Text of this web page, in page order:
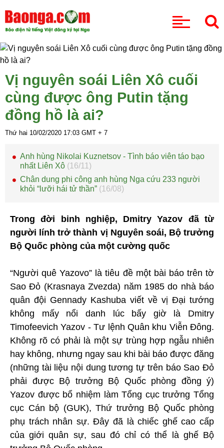
Vị nguyên soái Liên Xô cuối
cùng được ông Putin tặng
đồng hồ là ai?
Thứ hai 10/02/2020 17:03 GMT + 7
Anh hùng Nikolai Kuznetsov - Tình báo viên táo bạo
nhất Liên Xô (16/11)
Chân dung phi công anh hùng Nga cứu 233 người
khỏi “lưỡi hái tử thần” (16/08)
Trong đời binh nghiệp, Dmitry Yazov đã từ
người lính trở thành vị Nguyên soái, Bộ trưởng
Bộ Quốc phòng của một cường quốc
“Người quê Yazovo” là tiêu đề một bài báo trên tờ
Sao Đỏ (Krasnaya Zvezda) năm 1985 do nhà báo
quân đội Gennady Kashuba viết về vị Đại tướng
không mấy nổi danh lúc bấy giờ là Dmitry
Timofeevich Yazov - Tư lệnh Quân khu Viễn Đông.
Không rõ có phải là một sự trùng hợp ngẫu nhiên
hay không, nhưng ngay sau khi bài báo được đăng
(những tài liệu nội dung tương tự trên báo Sao Đỏ
phải được Bộ trưởng Bộ Quốc phòng đồng ý)
Yazov được bổ nhiệm làm Tổng cục trưởng Tổng
cục Cán bộ (GUK), Thứ trưởng Bộ Quốc phòng
phụ trách nhân sự. Đây đã là chiếc ghế cao cấp
của giới quân sự, sau đó chỉ có thể là ghế Bộ